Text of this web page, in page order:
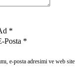
*
Posta *
e-posta adresimi ve web site